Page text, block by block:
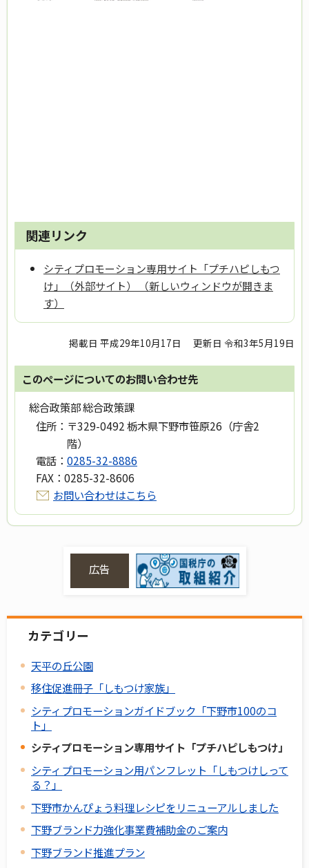
関連リンク
シティプロモーション専用サイト「プチハピしもつ
け」（外部サイト） （新しいウィンドウが開きま
す）
掲載日 平成29年10月17日 更新日 令和3年5月19日
このページについてのお問い合わせ先
総合政策部 総合政策課
住所： 〒329-0492 栃木県下野市笹原26（庁舎2
階）
電話： 0285-32-8886
FAX： 0285-32-8606
お問い合わせはこちら
広告
カテゴリー
天平の丘公園
移住促進冊子「しもつけ家族」
シティプロモーションガイドブック「下野市100のコ
ト」
シティプロモーション専用サイト「プチハピしもつけ」
シティプロモーション用パンフレット「しもつけしって
る？」
下野市かんぴょう料理レシピをリニューアルしました
下野ブランド力強化事業費補助金のご案内
下野ブランド推進プラン